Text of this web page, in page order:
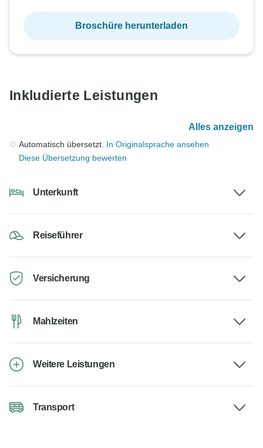
Broschüre herunterladen
Inkludierte Leistungen
Alles anzeigen
Automatisch übersetzt. In Originalsprache ansehen
Diese Übersetzung bewerten
Unterkunft
Reiseführer
Versicherung
Mahlzeiten
Weitere Leistungen
Transport